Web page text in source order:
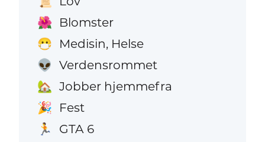
🌺 Blomster
😷 Medisin, Helse
👽 Verdensrommet
🏡 Jobber hjemmefra
🎉 Fest
🏃 GTA 6